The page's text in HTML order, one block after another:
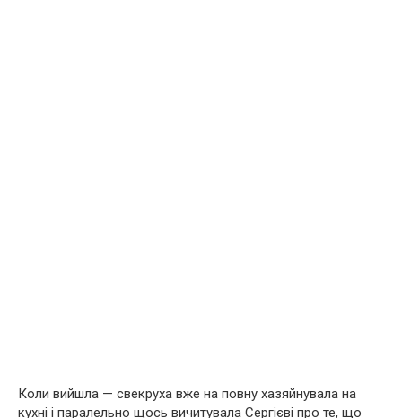
Коли вийшла — свекруха вже на повну хазяйнувала на
кухні і паралельно щось вичитувала Сергієві про те, що